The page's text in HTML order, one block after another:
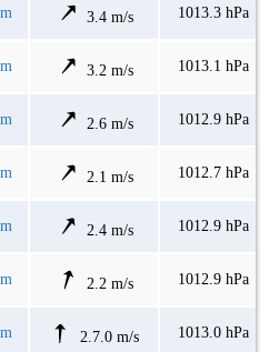
3.4 m/s 1013.3 hPa
3.2 m/s 1013.1 hPa
2.6 m/s 1012.9 hPa
2.1 m/s 1012.7 hPa
2.4 m/s 1012.9 hPa
2.2 m/s 1012.9 hPa
2.7.0 m/s 1013.0 hPa